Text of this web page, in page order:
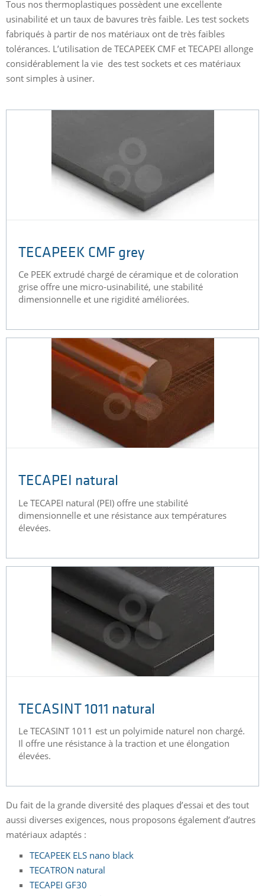
Tous nos thermoplastiques possèdent une excellente
usinabilité et un taux de bavures très faible. Les test sockets
fabriqués à partir de nos matériaux ont de très faibles
tolérances. L’utilisation de TECAPEEK CMF et TECAPEI allonge
considérablement la vie des test sockets et ces matériaux
sont simples à usiner.
TECAPEEK CMF grey
Ce PEEK extrudé chargé de céramique et de coloration
grise offre une micro-usinabilité, une stabilité
dimensionnelle et une rigidité améliorées.
TECAPEI natural
Le TECAPEI natural (PEI) offre une stabilité
dimensionnelle et une résistance aux températures
élevées.
TECASINT 1011 natural
Le TECASINT 1011 est un polyimide naturel non chargé.
Il offre une résistance à la traction et une élongation
élevées.
Du fait de la grande diversité des plaques d’essai et des tout
aussi diverses exigences, nous proposons également d’autres
matériaux adaptés :
TECAPEEK ELS nano black
TECATRON natural
TECAPEI GF30